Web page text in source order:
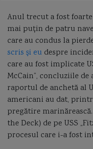
BAE Systems Baltic
baterii de coasta Beirut
bolozan Bosfor Bouffonne
Bulgaria
Calitati Nautice
Anul trecut a fost
mai puţin de patru
care au condus la
scris şi eu despre
care au fost implicate
McCain”, concluziile
raportul de anchetă al
americani au dat,
pregătire
the Deck) de pe USS
procesul care i-a fost